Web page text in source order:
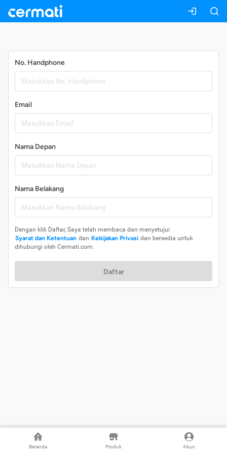
Beranda Produk Akun
No. Handphone
Email
Nama Depan
Nama Belakang
Dengan klik Daftar, Saya telah membaca dan menyetujui
Syarat dan Ketentuan dan Kebijakan Privasi dan bersedia untuk
dihubungi oleh Cermati.com.
Daftar